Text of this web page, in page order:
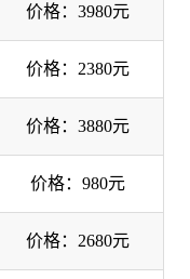
价格：3980元
价格：2380元
价格：3880元
价格：980元
价格：2680元